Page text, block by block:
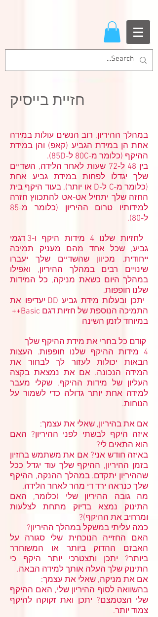
חזיית בייסיק
במהלך ההיריון, רוב הנשים עולות במידה
אחת הן במידת הגביע (קאפ) והן במידת
ההיקף (כלומר מ-80C ל-85D).
בין 48 ל-72 שעות לאחר הלידה, השדיים
שלך יגדלו לפחות במידת גביע אחת
(כלומר מ-C ל-D או יותר), בעוד היקף בית
החזה שלך יתחיל אט-אט להתכווץ חזרה
למידותיו טרום ההיריון (כלומר מ-85
ל-80).
לחזיות שלנו 4 מידות היקף ו-3 דגמי
גביע, שכל אחד מהם מעניק תמיכה
ייחודית. מכיוון שהשדיים שלך יעברו
שינויים רבים במהלך ההיריון, ואפילו
במהלך היום כשאת מניקה, כל המידות
שלנו חופפות.
יתכן ובעלות מידת גביע DD יעדיפו את
התמיכה הנוספת של חזיות דגם Basic++
במיוחד לזמן השינה
קודם כל בחרי את מידת ההיקף שלך
4 מידות ההיקף שלנו חופפות. העצות
הבאות יכולות לעזור לך לבחור את
המידה הנכונה. אם את נמצאת בקצה
העליון של מידות ההיקף, שקלי מעבר
למידה אחת יותר גדולה כדי לשמור על
הנוחות.
אם את בהיריון, שאלי את עצמך:
איזה היקף לבשתי לפני ההיריון? האם
הוא התאים לי?
באיזה חודש אני? אם את משתמש בחזיון
בזמן ההיריון, ההיקף שלך עוד יגדל ככל
שההיריון יתקדם. במהלך ההנקה, ההיקף
שלך כנראה ירד די מהר לאחר הלידה.
מה גובה ההיריון שלי (כלומר, האם
התינוק נמצא בדיוק מתחת לצלעות
ומרחיב את ההיקף)?
כמה עליתי במשקל במהלך ההיריון?
האם החזייה הנוכחית שלי סגורה על
האבזם ההדוק ביותר או המשוחרר
ביותר? יתכן ותצטרכי יותר היקף כי
התינוק שלך העלה אותך למידה הבאה.
אם את מניקה, שאלי את עצמך:
בהשוואה לסוף ההיריון שלי, האם ההיקף
שלי הצטמצם? יתכן ואת זקוקה להיקף
צמוד יותר.